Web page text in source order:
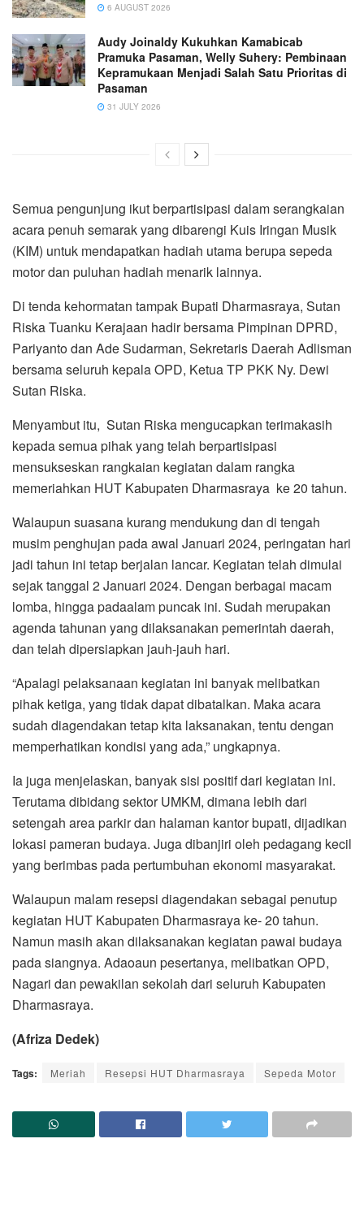
6 AUGUST 2026
Audy Joinaldy Kukuhkan Kamabicab
Pramuka Pasaman, Welly Suhery: Pembinaan
Kepramukaan Menjadi Salah Satu Prioritas di
Pasaman
31 JULY 2026
Semua pengunjung ikut berpartisipasi dalam serangkaian
acara penuh semarak yang dibarengi Kuis Iringan Musik
(KIM) untuk mendapatkan hadiah utama berupa sepeda
motor dan puluhan hadiah menarik lainnya.
Di tenda kehormatan tampak Bupati Dharmasraya, Sutan
Riska Tuanku Kerajaan hadir bersama Pimpinan DPRD,
Pariyanto dan Ade Sudarman, Sekretaris Daerah Adlisman
bersama seluruh kepala OPD, Ketua TP PKK Ny. Dewi
Sutan Riska.
Menyambut itu, Sutan Riska mengucapkan terimakasih
kepada semua pihak yang telah berpartisipasi
mensukseskan rangkaian kegiatan dalam rangka
memeriahkan HUT Kabupaten Dharmasraya ke 20 tahun.
Walaupun suasana kurang mendukung dan di tengah
musim penghujan pada awal Januari 2024, peringatan hari
jadi tahun ini tetap berjalan lancar. Kegiatan telah dimulai
sejak tanggal 2 Januari 2024. Dengan berbagai macam
lomba, hingga padaalam puncak ini. Sudah merupakan
agenda tahunan yang dilaksanakan pemerintah daerah,
dan telah dipersiapkan jauh-jauh hari.
“Apalagi pelaksanaan kegiatan ini banyak melibatkan
pihak ketiga, yang tidak dapat dibatalkan. Maka acara
sudah diagendakan tetap kita laksanakan, tentu dengan
memperhatikan kondisi yang ada,” ungkapnya.
Ia juga menjelaskan, banyak sisi positif dari kegiatan ini.
Terutama dibidang sektor UMKM, dimana lebih dari
setengah area parkir dan halaman kantor bupati, dijadikan
lokasi pameran budaya. Juga dibanjiri oleh pedagang kecil
yang berimbas pada pertumbuhan ekonomi masyarakat.
Walaupun malam resepsi diagendakan sebagai penutup
kegiatan HUT Kabupaten Dharmasraya ke- 20 tahun.
Namun masih akan dilaksanakan kegiatan pawai budaya
pada siangnya. Adaoaun pesertanya, melibatkan OPD,
Nagari dan pewakilan sekolah dari seluruh Kabupaten
Dharmasraya.
(Afriza Dedek)
Tags: Meriah Resepsi HUT Dharmasraya Sepeda Motor